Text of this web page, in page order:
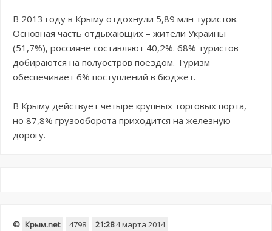
В 2013 году в Крыму отдохнули 5,89 млн туристов.
Основная часть отдыхающих – жители Украины
(51,7%), россияне составляют 40,2%. 68% туристов
добираются на полуостров поездом. Туризм
обеспечивает 6% поступлений в бюджет.
В Крыму действует четыре крупных торговых порта,
но 87,8% грузооборота приходится на железную
дорогу.
© Крым.net 4798 21:284 марта 2014